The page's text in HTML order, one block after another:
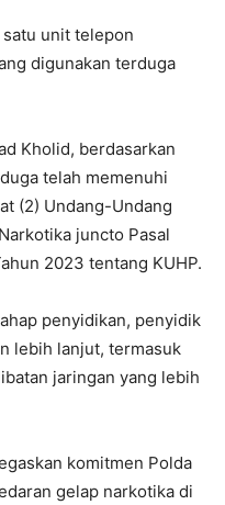
unit telepon
digunakan terduga
Kholid, berdasarkan
telah memenuhi
(2) Undang-Undang
juncto Pasal
2023 tentang KUHP.
penyidikan, penyidik
lebih lanjut, termasuk
jaringan yang lebih
komitmen Polda
gelap narkotika di